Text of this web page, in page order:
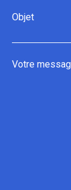
Objet
Votre